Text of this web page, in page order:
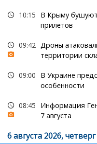
10:15
В Крыму
прилетов
09:42
Дроны
территории
09:00
В Украине
особенности
08:45
Информация
7 августа
6 августа 2026, четверг